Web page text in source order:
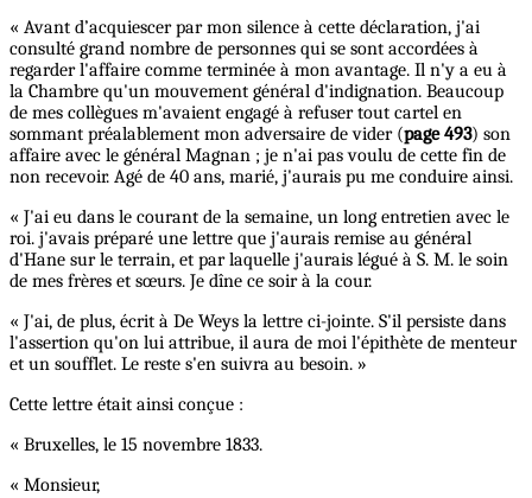
« Avant d’acquiescer par mon silence à cette déclaration, j'ai
consulté grand nombre de personnes qui se sont accordées à
regarder l'affaire comme terminée à mon avantage. Il n'y a eu à
la Chambre qu'un mouvement général d'indignation. Beaucoup
de mes collègues m'avaient engagé à refuser tout cartel en
sommant préalablement mon adversaire de vider (page 493) son
affaire avec le général Magnan ; je n'ai pas voulu de cette fin de
non recevoir. Agé de 40 ans, marié, j'aurais pu me conduire ainsi.
« J'ai eu dans le courant de la semaine, un long entretien avec le
roi. j'avais préparé une lettre que j'aurais remise au général
d'Hane sur le terrain, et par laquelle j'aurais légué à S. M. le soin
de mes frères et sœurs. Je dîne ce soir à la cour.
« J'ai, de plus, écrit à De Weys la lettre ci-jointe. S'il persiste dans
l'assertion qu'on lui attribue, il aura de moi l'épithète de menteur
et un soufflet. Le reste s'en suivra au besoin. »
Cette lettre était ainsi conçue :
« Bruxelles, le 15 novembre 1833.
« Monsieur,